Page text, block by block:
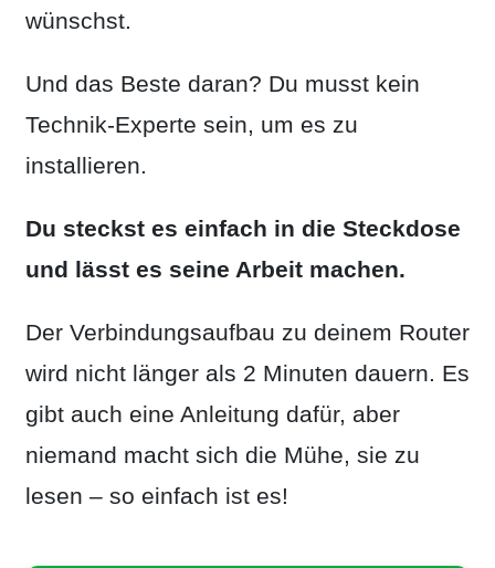
wünschst.
Und das Beste daran? Du musst kein
Technik-Experte sein, um es zu
installieren.
Du steckst es einfach in die Steckdose
und lässt es seine Arbeit machen.
Der Verbindungsaufbau zu deinem Router
wird nicht länger als 2 Minuten dauern. Es
gibt auch eine Anleitung dafür, aber
niemand macht sich die Mühe, sie zu
lesen – so einfach ist es!